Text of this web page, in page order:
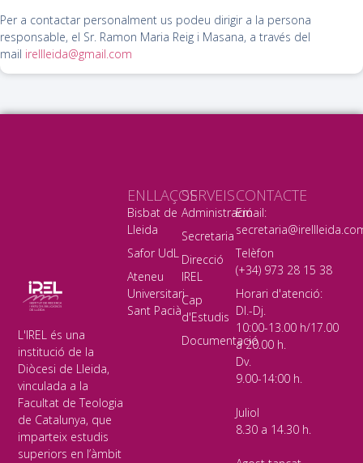
Per a contactar personalment us podeu dirigir a la persona
responsable, el Sr. Ramon Maria Reig i Masana, a través del
mail irellleida@gmail.com
L'IREL és una
institució de la
Diòcesi de Lleida,
vinculada a la
Facultat de Teologia
de Catalunya, que
imparteix estudis
superiors en l’àmbit
SERVEIS
Administració
Secretaria
Direcció
IREL
Cap
d'Estudis
Documentació
ENLLAÇOS
Bisbat de
Lleida
Safor UdL
Ateneu
Universitari
Sant Pacià
CONTACTE
Email:
Telèfon
(+34) 973 28 15 38
Horari d'atenció:
Dl.-Dj.
10:00-13.00 h/17.00
a 20.00 h.
Dv.
9.00-14:00 h.
Juliol
8.30 a 14.30 h.